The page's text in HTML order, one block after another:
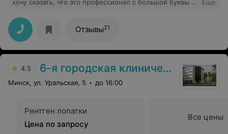
хочу сказать, что это профессионал с большой буквы и
Еще
Отзывы21
4.5 6-я городская клиническая больница
Минск, ул. Уральская, 5 до 16:00
Рентген лопатки
Цена по запросу
Все цены